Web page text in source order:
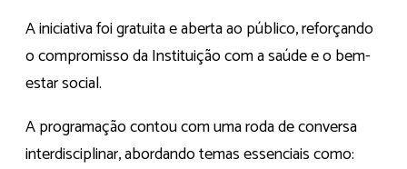
A iniciativa foi gratuita e aberta ao público, reforçando
o compromisso da Instituição com a saúde e o bem-
estar social.
A programação contou com uma roda de conversa
interdisciplinar, abordando temas essenciais como: